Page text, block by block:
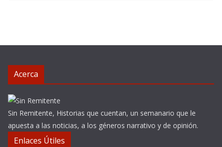
Acerca
Sin Remitente, Historias que cuentan, un semanario que le
apuesta a las noticias, a los géneros narrativo y de opinión.
Enlaces Útiles